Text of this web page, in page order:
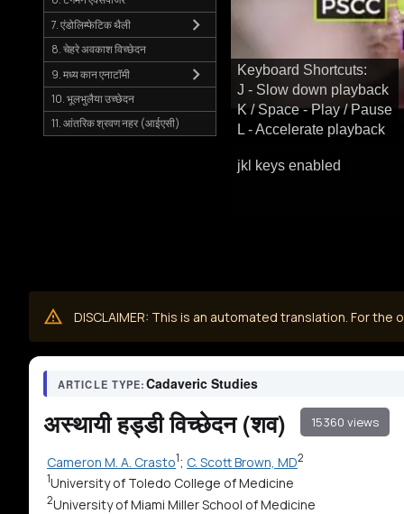
jkl keys enabled
Keyboard Shortcuts:
J - Slow down playback
K / Space - Play / Pause
L - Accelerate playback
7. एंडोलिम्फेटिक थैली
8. चेहरे अवकाश विच्छेदन
9. मध्य कान एनाटॉमी
10. भूलभुलैया उच्छेदन
11. आंतरिक श्रवण नहर (आईएसी)
DISCLAIMER: This is an automated translation. For the
ARTICLE TYPE:Cadaveric Studies
अस्थायी हड्डी विच्छेदन (शव) 15360 views
Cameron M. A. Crasto1; C. Scott Brown, MD2
1University of Toledo College of Medicine
2University of Miami Miller School of Medicine